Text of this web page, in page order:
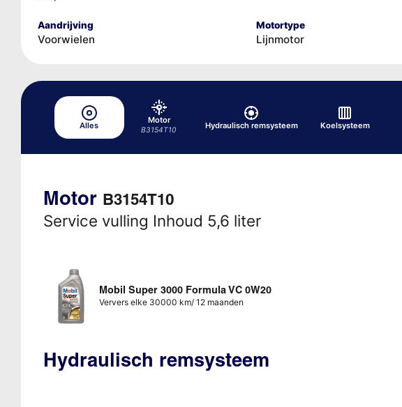
Aandrijving
Voorwielen
Motortype
Lijnmotor
Alles
Motor
B3154T10 Hydraulisch remsysteem Koelsysteem
Motor B3154T10
Service vulling Inhoud 5,6 liter
Mobil Super 3000 Formula VC 0W20
Ververs elke 30000 km/ 12 maanden
Hydraulisch remsysteem